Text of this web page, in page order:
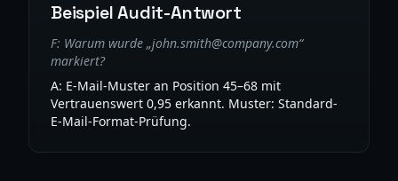
Beispiel Audit-Antwort
F: Warum wurde „john.smith@company.com“
markiert?
A: E-Mail-Muster an Position 45–68 mit
Vertrauenswert 0,95 erkannt. Muster: Standard-
E-Mail-Format-Prüfung.